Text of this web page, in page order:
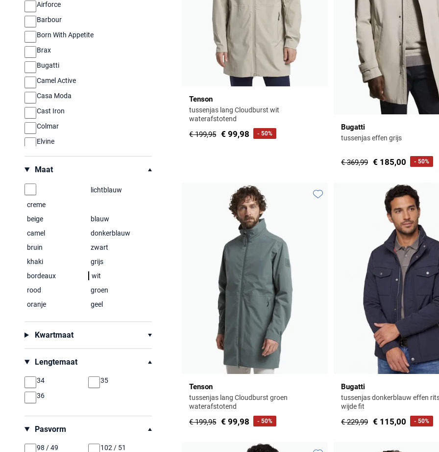
Airforce
Barbour
Born With Appetite
Brax
Bugatti
Camel Active
Casa Moda
Cast Iron
Colmar
Elvine
Gant
Hugo Boss
Magee
New Zealand
Pierre Cardin
Polo Ralph Lauren
Portofino
Profuomo
Reset
Save the Duck
State of Art
Tenson
Vanguard
Wellington of Bilmore
Maat
creme
lichtblauw
beige
blauw
camel
donkerblauw
bruin
zwart
khaki
grijs
bordeaux
wit
rood
groen
oranje
geel
Kwartmaat
Lengtemaat
34
35
36
Pasvorm
98 / 49
102 / 51
Tenson
tussenjas lang Cloudburst wit
waterafstotend
€ 199,95 € 99,98 - 50%
Bugatti
tussenjas effen grijs
€ 369,99 € 185,00 - 50%
Tenson
tussenjas lang Cloudburst groen
waterafstotend
€ 199,95 € 99,98 - 50%
Toevoegen aan favorieten
Bugatti
tussenjas donkerblauw effen
wijde fit
€ 229,99 € 115,00 - 50%